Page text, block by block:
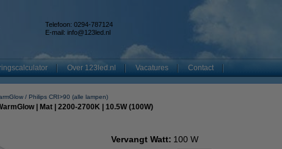
Telefoon: 0294-787124
E-mail: info@123led.nl
Over 123led.nl Vacatures Contact
Philips CRI>90 (alle lampen)
| Mat | 2200-2700K | 10.5W (100W)
Vervangt Watt: 100 W